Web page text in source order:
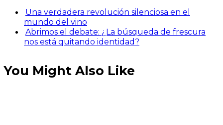
Una verdadera revolución silenciosa en el
mundo del vino
Abrimos el debate: ¿La búsqueda de frescura
nos está quitando identidad?
You Might Also Like